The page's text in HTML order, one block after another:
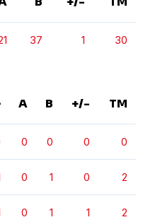
37 1 30
A B +/- TM
0 0 0 0
0 1 0 2
0 1 1 2